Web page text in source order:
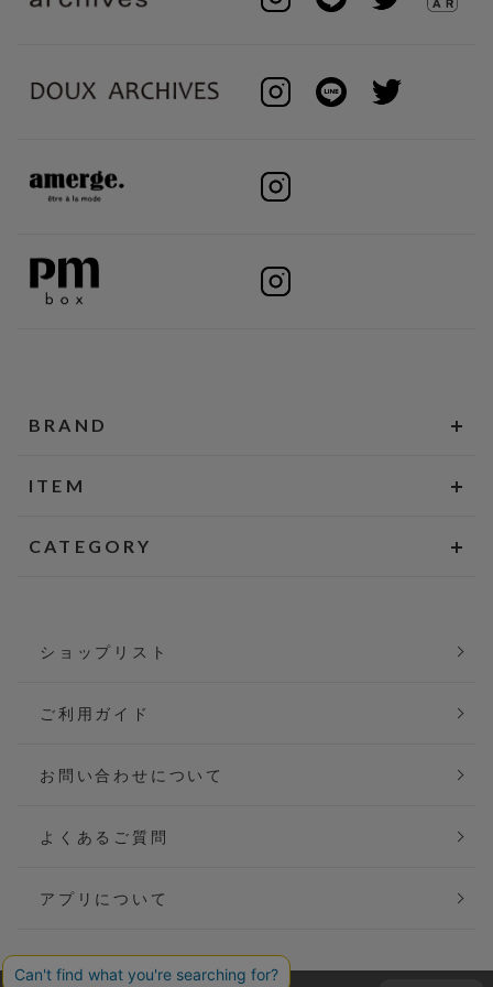
BRAND
ITEM
CATEGORY
ショップリスト
ご利用ガイド
お問い合わせについて
よくあるご質問
アプリについて